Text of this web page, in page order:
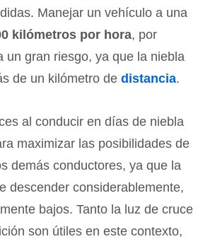
Manejar un vehículo a una
kilómetros por hora, por
un gran riesgo, ya que la niebla
de un kilómetro de distancia.
al conducir en días de niebla
maximizar las posibilidades de
demás conductores, ya que la
descender considerablemente,
bajos. Tanto la luz de cruce
son útiles en este contexto,